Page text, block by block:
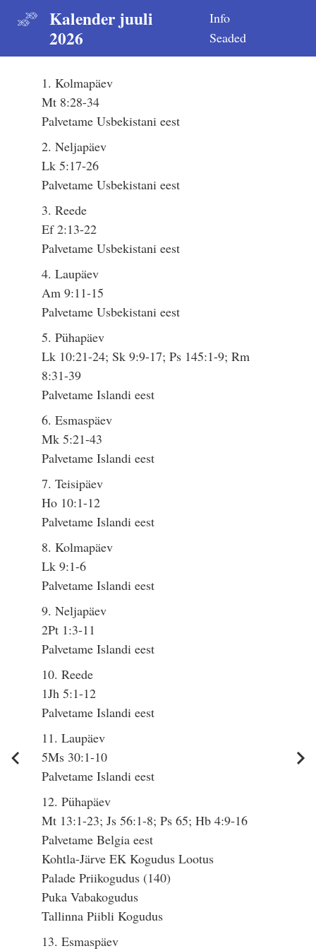
Kalender juuli
2026
Info
Seaded
1. Kolmapäev
Mt 8:28-34
Palvetame Usbekistani eest
2. Neljapäev
Lk 5:17-26
Palvetame Usbekistani eest
3. Reede
Ef 2:13-22
Palvetame Usbekistani eest
4. Laupäev
Am 9:11-15
Palvetame Usbekistani eest
5. Pühapäev
Lk 10:21-24; Sk 9:9-17; Ps 145:1-9; Rm
8:31-39
Palvetame Islandi eest
6. Esmaspäev
Mk 5:21-43
Palvetame Islandi eest
7. Teisipäev
Ho 10:1-12
Palvetame Islandi eest
8. Kolmapäev
Lk 9:1-6
Palvetame Islandi eest
9. Neljapäev
2Pt 1:3-11
Palvetame Islandi eest
10. Reede
1Jh 5:1-12
Palvetame Islandi eest
11. Laupäev
5Ms 30:1-10
Palvetame Islandi eest
12. Pühapäev
Mt 13:1-23; Js 56:1-8; Ps 65; Hb 4:9-16
Palvetame Belgia eest
Kohtla-Järve EK Kogudus Lootus
Palade Priikogudus (140)
Puka Vabakogudus
Tallinna Piibli Kogudus
13. Esmaspäev